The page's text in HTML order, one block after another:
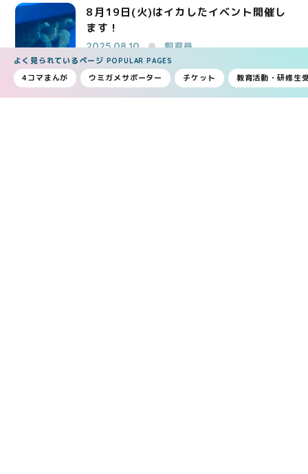
よく見られているページ POPULAR PAGES
4コマまんが ウミガメサポーター チケット 教育活動・研修生
8月19日(火)はイカしたイベント開催し
ます！
2025.08.10 飼育員
8月6日は特別イベント（バックヤード
ツアー）開催！